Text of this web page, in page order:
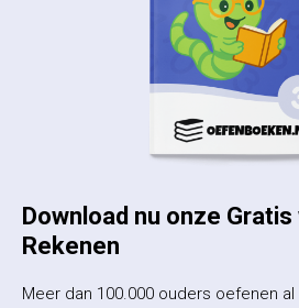
Download nu onze
Rekenen
Meer dan 100.000 ouders oefenen